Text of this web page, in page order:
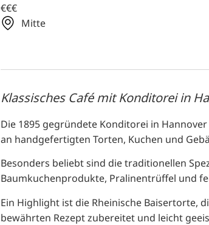
€€€
Mitte
Klassisches Café mit Konditorei in
Die 1895 gegründete Konditorei in
an handgefertigten Torten, Kuchen und
Besonders beliebt sind die traditionellen
Baumkuchenprodukte, Pralinentrüffel und
Ein Highlight ist die Rheinische Baisertorte,
bewährten Rezept zubereitet und leicht